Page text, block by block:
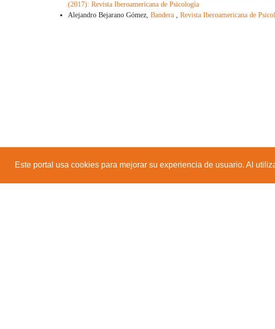
Este portal usa cookies para mejorar su experiencia de usuario. Al
(2017): Revista Iberoamericana de Psicología
Alejandro Bejarano Gómez, Bandera , Revista Iberoamericana de